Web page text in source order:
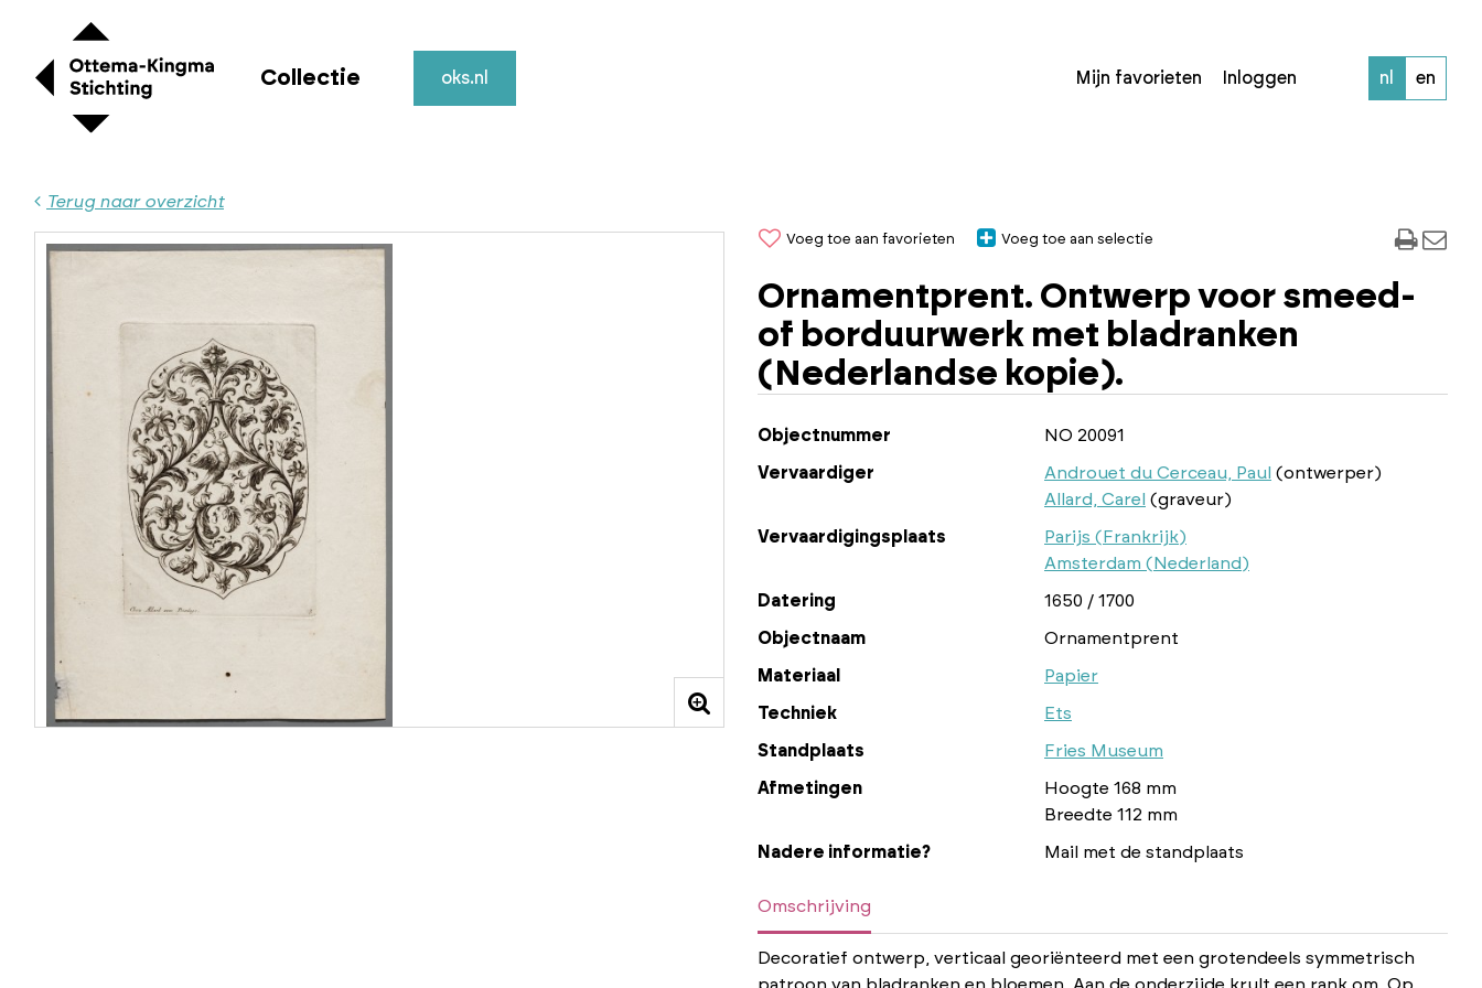
Collectie oks.nl nl en
Mijn favorieten Inloggen
Terug naar overzicht
Voeg toe aan favorieten Voeg toe aan selectie
Ornamentprent. Ontwerp voor smeed-
of borduurwerk met bladranken
(Nederlandse kopie).
Objectnummer NO 20091
Vervaardiger Androuet du Cerceau, Paul (ontwerper)
Allard, Carel (graveur)
Vervaardigingsplaats
Parijs (Frankrijk)
Amsterdam (Nederland)
Datering 1650 / 1700
Objectnaam Ornamentprent
Materiaal Papier
Techniek Ets
Standplaats Fries Museum
Afmetingen
Hoogte 168 mm
Breedte 112 mm
Nadere informatie? Mail met de standplaats
Omschrijving
Decoratief ontwerp, verticaal georiënteerd met een grotendeels symmetrisch